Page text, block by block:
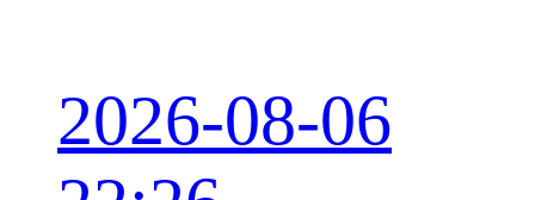
2026-08-06